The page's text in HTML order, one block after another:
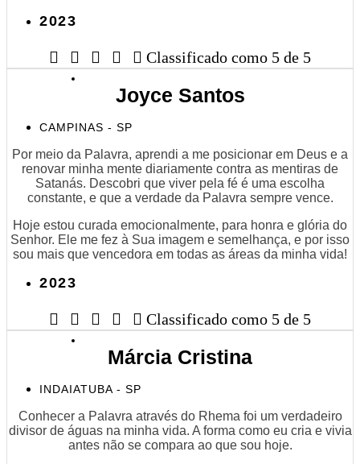
2023
     Classificado como 5 de 5
Joyce Santos
CAMPINAS - SP
Por meio da Palavra, aprendi a me posicionar em Deus e a
renovar minha mente diariamente contra as mentiras de
Satanás. Descobri que viver pela fé é uma escolha
constante, e que a verdade da Palavra sempre vence.
Hoje estou curada emocionalmente, para honra e glória do
Senhor. Ele me fez à Sua imagem e semelhança, e por isso
sou mais que vencedora em todas as áreas da minha vida!
2023
     Classificado como 5 de 5
Márcia Cristina
INDAIATUBA - SP
Conhecer a Palavra através do Rhema foi um verdadeiro
divisor de águas na minha vida. A forma como eu cria e vivia
antes não se compara ao que sou hoje.